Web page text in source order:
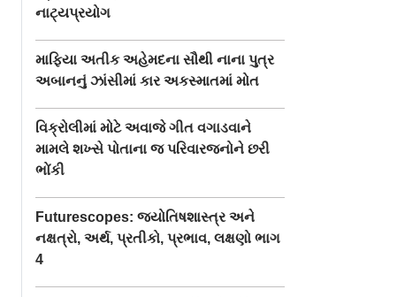
નાટ્યપ્રયોગ
માફિયા અતીક અહેમદના સૌથી નાના પુત્ર
અબાનનું ઝાંસીમાં કાર અકસ્માતમાં મોત
વિક્રોલીમાં મોટે અવાજે ગીત વગાડવાને
મામલે શખ્સે પોતાના જ પરિવારજનોને છરી
ભોંકી
Futurescopes: જ્યોતિષશાસ્ત્ર અને
નક્ષત્રો, અર્થ, પ્રતીકો, પ્રભાવ, લક્ષણો ભાગ
4